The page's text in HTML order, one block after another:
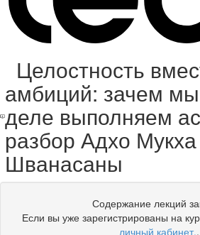
Целостность
амбиций: зачем
деле выполняем
разбор Адхо Мукха
Шванасаны
Содержание лекций
Если вы уже зарегистрированы на
личный кабинет..